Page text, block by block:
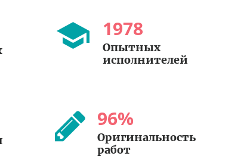
1978
Опытных
исполнителей
96%
Оригинальность
работ